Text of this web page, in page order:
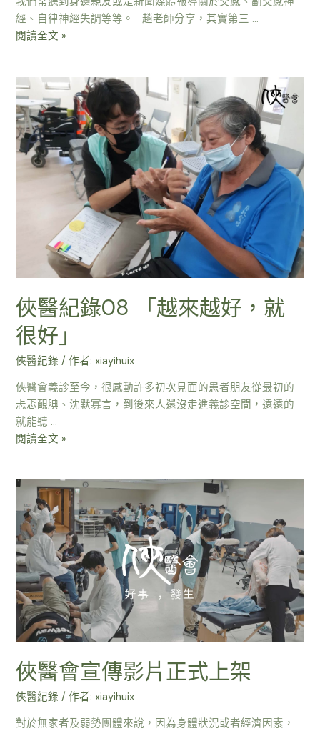
經、自律神經失調等等。 趙老師分享，其實第三 …
閱讀全文 »
俠醫紀錄08 「越來越好，就
很好」
俠醫紀錄 / 作者:xiayihuix
俠醫會義診至今，很感動許多初次見面的患者朋友從最初的
忐忑靦腆、沈默寡言，到後來人還沒走進義診空間，遠遠的
就能聽 …
閱讀全文 »
俠醫會宣傳影片正式上架
俠醫紀錄 / 作者:xiayihuix
對於無家者及弱勢團體來說，因為身體狀況或者經濟因素，